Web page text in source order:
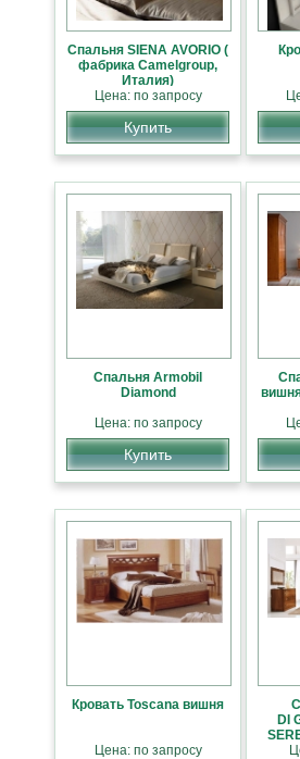
Cпальня SIENA AVORIO (
фабрика Camelgroup,
Италия)
Цена: по запросу
Купить
Спальня Armobil
Diamond
Цена: по запросу
Купить
Кровать Toscana вишня
Цена: по запросу
DI